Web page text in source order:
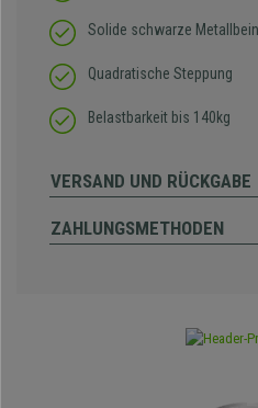
Solide schwarze
Quadratische Steppung
Belastbarkeit bis 140kg
VERSAND UND RÜCKGABE
ZAHLUNGSMETHODEN